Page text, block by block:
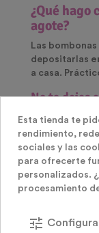
¿Qué hago
agote?
Las
depositarlas
a casa.
No te dejes
material
china.Las
muchos
y
Esta tienda te
rendimiento,
sociales y las
para ofrecerte
personalizados.
procesamiento
tune